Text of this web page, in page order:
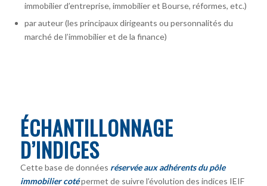
immobilier d’entreprise, immobilier et Bourse, réformes, etc.)
par auteur (les principaux dirigeants ou personnalités du
marché de l’immobilier et de la finance)
ÉCHANTILLONNAGE
D’INDICES
Cette base de données réservée aux adhérents du pôle
immobilier coté permet de suivre l’évolution des indices IEIF